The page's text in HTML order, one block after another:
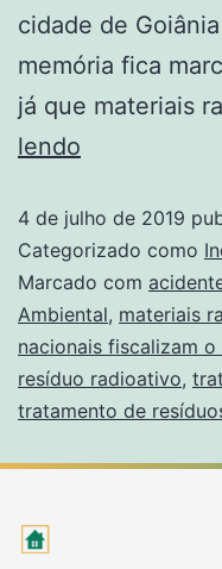
cidade de
memória fica
já que materiais
lendo
4 de julho de 2019
Categorizado como
Marcado com
Ambiental, materiais
nacionais fiscalizam
resíduo radioativo,
tratamento de